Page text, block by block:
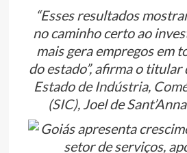
“Esses resultados
no caminho certo ao
mais gera empregos em
do estado”, afirma o titular
Estado de Indústria,
(SIC), Joel de